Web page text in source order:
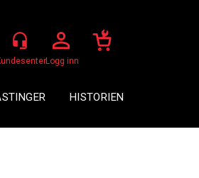
Logg inn
HISTORIEN